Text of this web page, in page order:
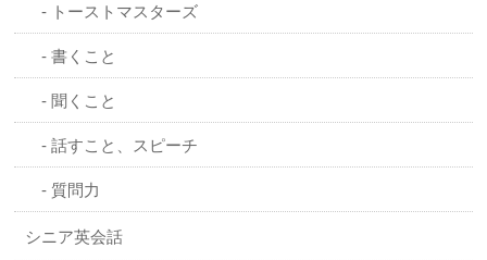
トーストマスターズ
書くこと
聞くこと
話すこと、スピーチ
質問力
シニア英会話